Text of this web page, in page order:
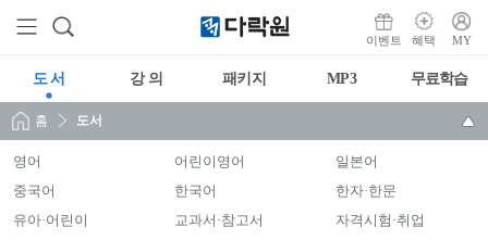
이벤트 혜택 MY
도 서 강 의 패키지 MP3 무료학습
홈 도서
영어 어린이영어
일본어
중국어
한국어
한자·한문
유아·어린이
교과서·참고서
자격시험·취업